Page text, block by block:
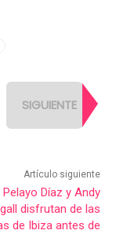
SIGUIENTE
Artículo siguiente
Pelayo Díaz y Andy
disfrutan de las
de Ibiza antes de